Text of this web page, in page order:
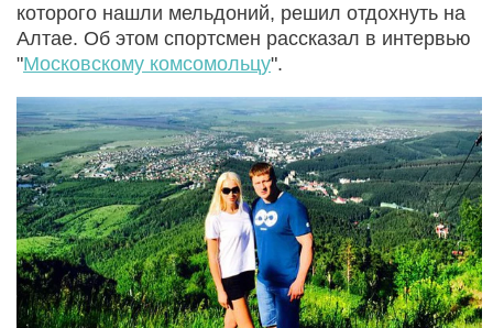
которого нашли мельдоний, решил отдохнуть на
Алтае. Об этом спортсмен рассказал в интервью
"Московскому комсомольцу".